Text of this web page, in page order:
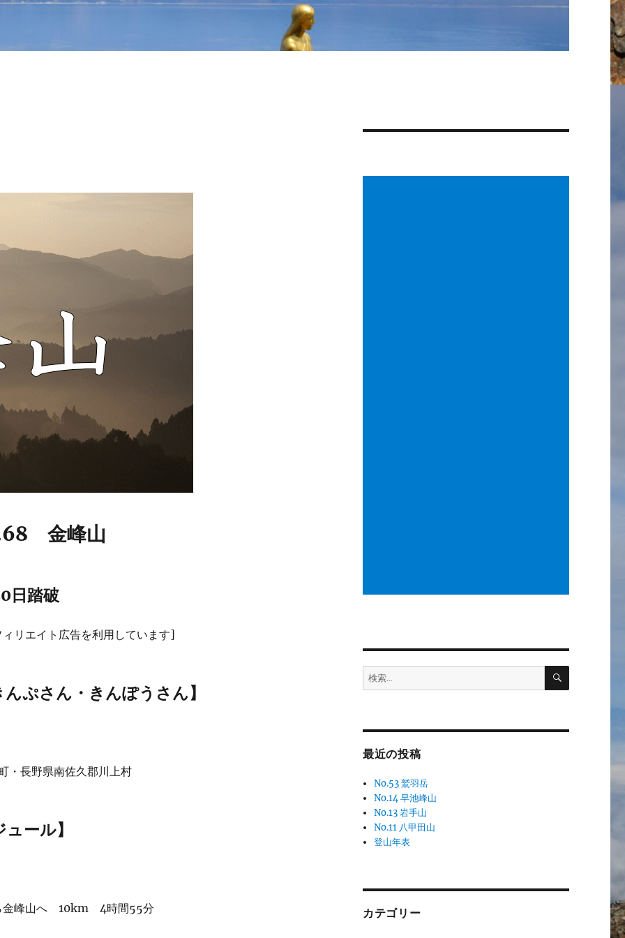
金峰山
日踏破
リエイト広告を利用しています]
ぷさん・きんぽうさん】
・長野県南佐久郡川上村
ール】
金峰山へ 10km 4時間55分
検
索:
検
最近の投稿
No.53 鷲羽岳
No.14 早池峰山
No.13 岩手山
No.11 八甲田山
登山年表
カテゴリー